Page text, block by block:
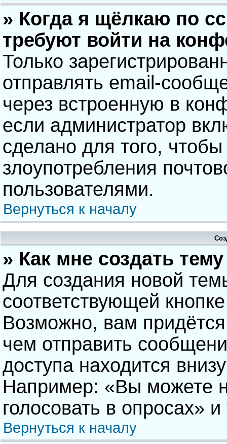
» Когда я щёлкаю по
требуют войти на
Только
отправлять email-
через встроенную в
если администратор
сделано для того, чтобы
злоупотребления
пользователями.
Вернуться к началу
» Как мне создать
Для создания новой
соответствующей
Возможно, вам
чем отправить
доступа находится
Например: «Вы можете
голосовать в опросах» и
Вернуться к началу